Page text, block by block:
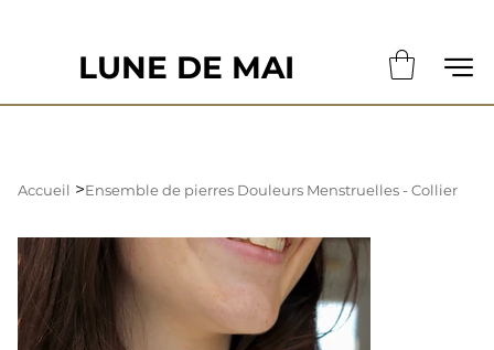
LUNE DE MAI
Accueil >Ensemble de pierres Douleurs Menstruelles - Collier